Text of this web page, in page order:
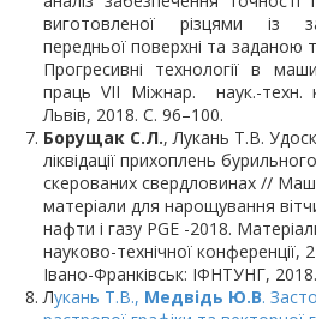
виготовленої різцями із
передньої поверхні та заданою
Прогресивні технології в
праць VІІ Міжнар. наук.-
Львів, 2018. С. 96–100.
Борущак С.Л., Лукань Т.В.
ліквідації прихоплень
скерованих свердловинах //
матеріали для нарощування
нафти і газу PGE -2018.
науково-технічної конференції,
Івано-Франківськ: ІФНТУНГ,
Лукань Т.В., Медвідь Ю.В.